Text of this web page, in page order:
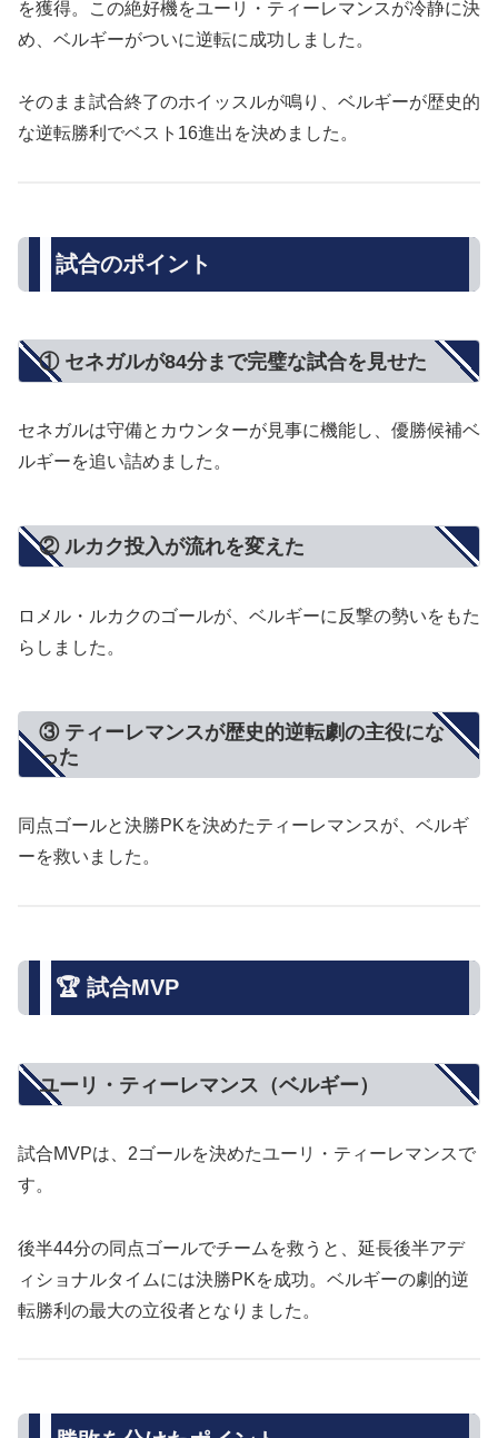
を獲得。この絶好機をユーリ・ティーレマンスが冷静に決
め、ベルギーがついに逆転に成功しました。
そのまま試合終了のホイッスルが鳴り、ベルギーが歴史的
な逆転勝利でベスト16進出を決めました。
試合のポイント
① セネガルが84分まで完璧な試合を見せた
セネガルは守備とカウンターが見事に機能し、優勝候補ベ
ルギーを追い詰めました。
② ルカク投入が流れを変えた
ロメル・ルカクのゴールが、ベルギーに反撃の勢いをもた
らしました。
③ ティーレマンスが歴史的逆転劇の主役にな
った
同点ゴールと決勝PKを決めたティーレマンスが、ベルギ
ーを救いました。
🏆 試合MVP
ユーリ・ティーレマンス（ベルギー）
試合MVPは、2ゴールを決めたユーリ・ティーレマンスで
す。
後半44分の同点ゴールでチームを救うと、延長後半アデ
ィショナルタイムには決勝PKを成功。ベルギーの劇的逆
転勝利の最大の立役者となりました。